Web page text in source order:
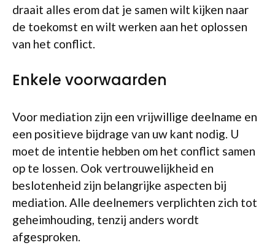
draait alles erom dat je samen wilt kijken naar
de toekomst en wilt werken aan het oplossen
van het conflict.
Enkele voorwaarden
Voor mediation zijn een vrijwillige deelname en
een positieve bijdrage van uw kant nodig. U
moet de intentie hebben om het conflict samen
op te lossen. Ook vertrouwelijkheid en
beslotenheid zijn belangrijke aspecten bij
mediation. Alle deelnemers verplichten zich tot
geheimhouding, tenzij anders wordt
afgesproken.